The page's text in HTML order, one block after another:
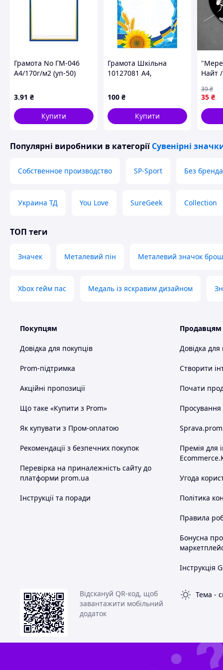
Грамота No ГМ-046
А4/170г/м2 (уп-50)
3.91 ₴
Купити
Грамота Шкільна
10127081 А4,
150 г/м2 матовий
100 ₴
Купити
Найт
35 ₴
39₴
Популярні виробники в категорії Сувенірні
Собственное производство SP-Sport Без бренда
Украина ТД You Love SureGeek Collection
ТОП теги
Значек Металевий пін Металевий значок
Xbox гейм пас Медаль із яскравим дизайном
Покупцям
Довідка для покупців
Prom-підтримка
Акційні пропозиції
Що таке «Купити з Prom»
Як купувати з Пром-оплатою
Рекомендації з безпечних покупок
Перевірка на приналежність сайту до
платформи prom.ua
Інструкції та поради
Продавцям
Довідка для
Створити
Почати
Просування
Премія для
Угода
Політика
Правила
Бонусна
Інструкція
Відскануй QR-код, щоб
завантажити мобільний
додаток
Тема -